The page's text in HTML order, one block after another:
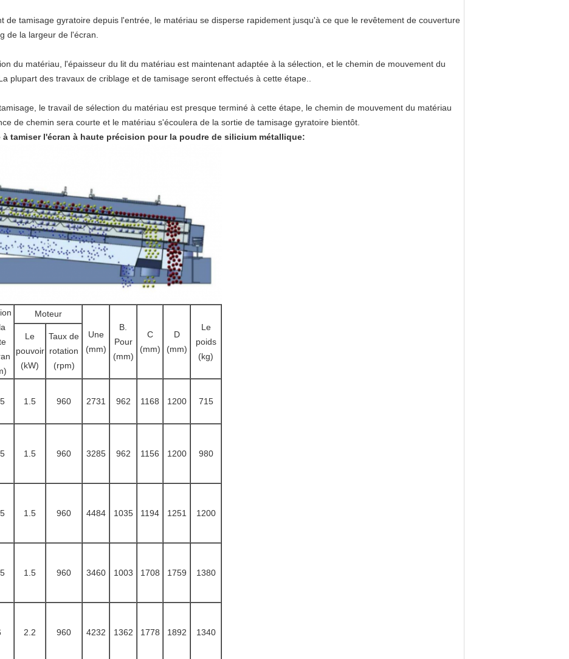
de tamisage gyratoire depuis l'entrée, le matériau se disperse rapidement jusqu'à ce que le revêtement de couverture
de la largeur de l'écran.
du matériau, l'épaisseur du lit du matériau est maintenant adaptée à la sélection, et le chemin de mouvement du
plupart des travaux de criblage et de tamisage seront effectués à cette étape..
le travail de sélection du matériau est presque terminé à cette étape, le chemin de mouvement du matériau
de chemin sera courte et le matériau s'écoulera de la sortie de tamisage gyratoire bientôt.
à tamiser l'écran à haute précision pour la poudre de silicium métallique:
Moteur
Une
(mm)
B.
Pour
(mm)
C
(mm)
D
(mm)
Le
poids
(kg)
Le
pouvoir
(kW)
Taux de
rotation
(rpm)
1.5 960 2731 962 1168 1200 715
1.5 960 3285 962 1156 1200 980
1.5 960 4484 1035 1194 1251 1200
1.5 960 3460 1003 1708 1759 1380
2.2 960 4232 1362 1778 1892 1340